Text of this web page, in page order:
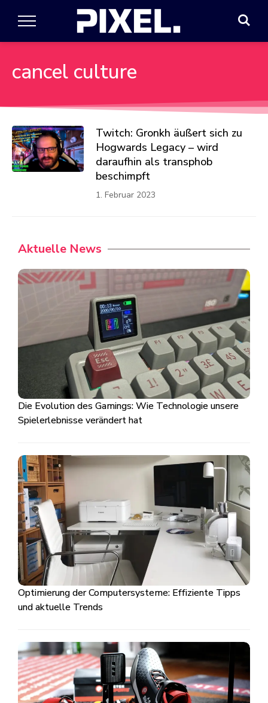
cancel culture
Twitch: Gronkh äußert sich zu
Hogwards Legacy – wird
daraufhin als transphob
beschimpft
1. Februar 2023
Aktuelle News
Die Evolution des Gamings: Wie Technologie unsere
Spielerlebnisse verändert hat
Optimierung der Computersysteme: Effiziente Tipps
und aktuelle Trends